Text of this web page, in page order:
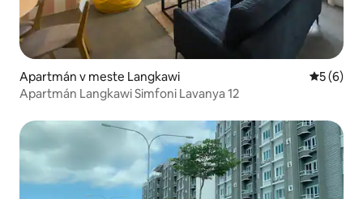
Apartmán v meste Langkawi
5 (6)
Apartmán Langkawi Simfoni Lavanya 12